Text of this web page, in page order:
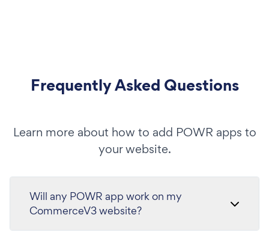
Frequently Asked Questions
Learn more about how to add POWR apps to
your website.
Will any POWR app work on my
CommerceV3 website?